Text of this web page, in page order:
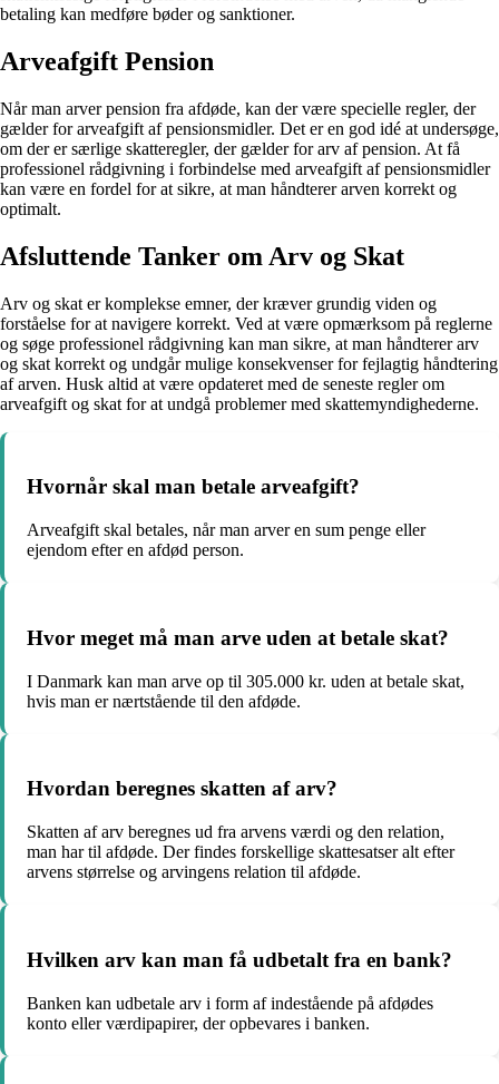
betaling kan medføre bøder og sanktioner.
Arveafgift Pension
Når man arver pension fra afdøde, kan der være specielle regler, der
gælder for arveafgift af pensionsmidler. Det er en god idé at undersøge,
om der er særlige skatteregler, der gælder for arv af pension. At få
professionel rådgivning i forbindelse med arveafgift af pensionsmidler
kan være en fordel for at sikre, at man håndterer arven korrekt og
optimalt.
Afsluttende Tanker om Arv og Skat
Arv og skat er komplekse emner, der kræver grundig viden og
forståelse for at navigere korrekt. Ved at være opmærksom på reglerne
og søge professionel rådgivning kan man sikre, at man håndterer arv
og skat korrekt og undgår mulige konsekvenser for fejlagtig håndtering
af arven. Husk altid at være opdateret med de seneste regler om
arveafgift og skat for at undgå problemer med skattemyndighederne.
Hvornår skal man betale arveafgift?
Arveafgift skal betales, når man arver en sum penge eller
ejendom efter en afdød person.
Hvor meget må man arve uden at betale skat?
I Danmark kan man arve op til 305.000 kr. uden at betale skat,
hvis man er nærtstående til den afdøde.
Hvordan beregnes skatten af arv?
Skatten af arv beregnes ud fra arvens værdi og den relation,
man har til afdøde. Der findes forskellige skattesatser alt efter
arvens størrelse og arvingens relation til afdøde.
Hvilken arv kan man få udbetalt fra en bank?
Banken kan udbetale arv i form af indestående på afdødes
konto eller værdipapirer, der opbevares i banken.